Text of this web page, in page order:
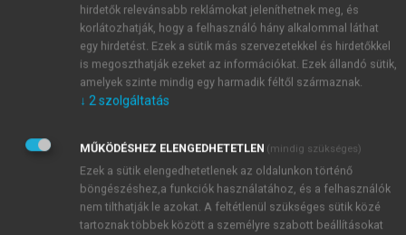
melyek közül a földrajzi elhelyezkedés csak egy, bár
talán a legnyilvánvalóbb. Az interakció további olyan
jellemzői, melyeknek térbeli aspektusai fontosak
lehetnek, a következők: az aktivizált vagy éppen
újólag létrehozott tudás, az interakció során
mobilizált és befolyásolt erőforrások, valamint a
végrehajtott tevékenységek térbeli jellemzői; az ezek
közötti interakció formái és intenzitása, valamint
ennek térbeli mintái; a tudás, az erőforrások és a
tevékenységek közötti interakciók által generált
költségek és előnyök nagysága és azok térbeli
hirdetők relevánsabb reklámokat jeleníthetnek meg, és
korlátozhatják, hogy a felhasználó hány alkalommal láthat
egy hirdetést. Ezek a sütik más szervezetekkel és hirdetőkkel
is megoszthatják ezeket az információkat. Ezek állandó sütik,
amelyek szinte mindig egy harmadik féltől származnak.
↓ 2szolgáltatás
MŰKÖDÉSHEZ ELENGEDHETETLEN (mindig szükséges)
Ezek a sütik elengedhetetlenek az oldalunkon történő
böngészéshez,a funkciók használatához, és a felhasználók
nem tilthatják le azokat. A feltétlenül szükséges sütik közé
tartoznak többek között a személyre szabott beállításokat